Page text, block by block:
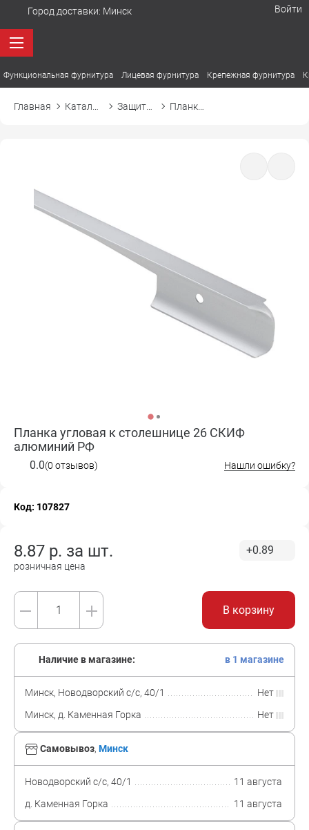
Город доставки: Минск Войти
Функциональная фурнитура Лицевая фурнитура Крепежная фурнитура
Главная
Планка угловая к столешнице 26 СКИФ
алюминий РФ
0.0(0 отзывов) Нашли ошибку?
Код: 107827
8.87 р. за шт.
розничная цена
+0.89
В корзину
Самовывоз, Минск
Новодворский с/с, 40/1
11 августа
д. Каменная Горка
11 августа
Наличие в магазине: в 1 магазине
Минск, Новодворский с/с, 40/1
Нет
Минск, д. Каменная Горка
Нет